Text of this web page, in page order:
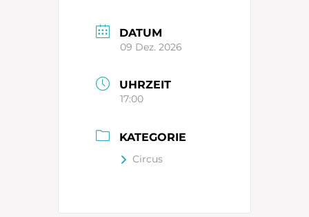
DATUM
09 Dez. 2026
UHRZEIT
17:00
KATEGORIE
Circus